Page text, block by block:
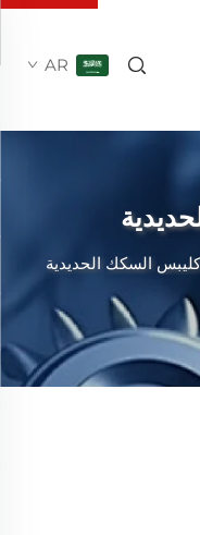
AR
كليبس السكك الحديدية